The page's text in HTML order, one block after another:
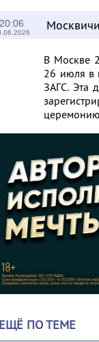
20:06
В Москве
26 июля в
ЗАГС. Эта
ЕЩЁ ПО ТЕМЕ